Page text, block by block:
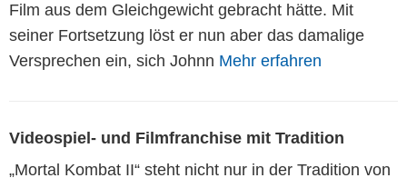
Film aus dem Gleichgewicht gebracht hätte. Mit
seiner Fortsetzung löst er nun aber das damalige
Versprechen ein, sich Johnn Mehr erfahren
Videospiel- und Filmfranchise mit Tradition
„Mortal Kombat II“ steht nicht nur in der Tradition von